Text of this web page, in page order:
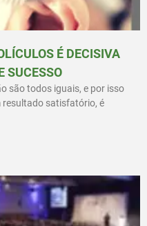
É DECISIVA
SUCESSO
são todos iguais, e por isso
satisfatório, é